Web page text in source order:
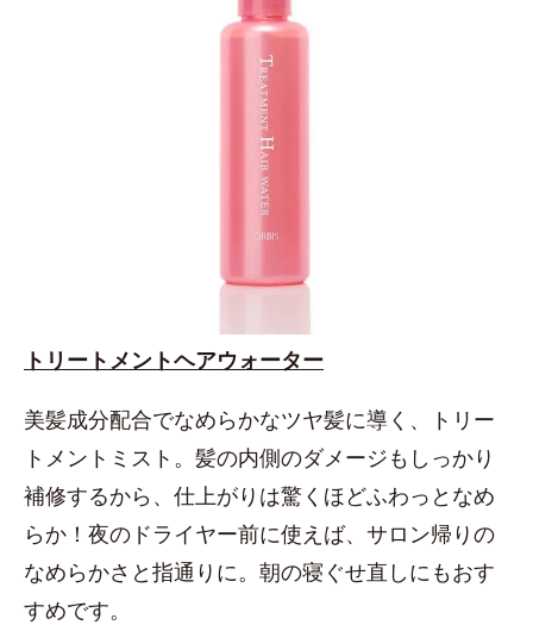
トリートメントヘアウォーター
美髪成分配合でなめらかなツヤ髪に導く、トリー
トメントミスト。髪の内側のダメージもしっかり
補修するから、仕上がりは驚くほどふわっとなめ
らか！夜のドライヤー前に使えば、サロン帰りの
なめらかさと指通りに。朝の寝ぐせ直しにもおす
すめです。